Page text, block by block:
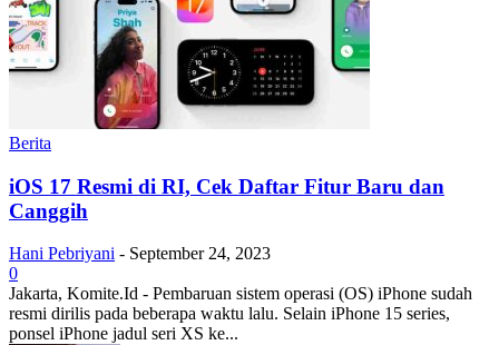
Berita
iOS 17 Resmi di RI, Cek Daftar Fitur Baru dan
Canggih
Hani Pebriyani - September 24, 2023
0
Jakarta, Komite.Id - Pembaruan sistem operasi (OS) iPhone sudah
resmi dirilis pada beberapa waktu lalu. Selain iPhone 15 series,
ponsel iPhone jadul seri XS ke...